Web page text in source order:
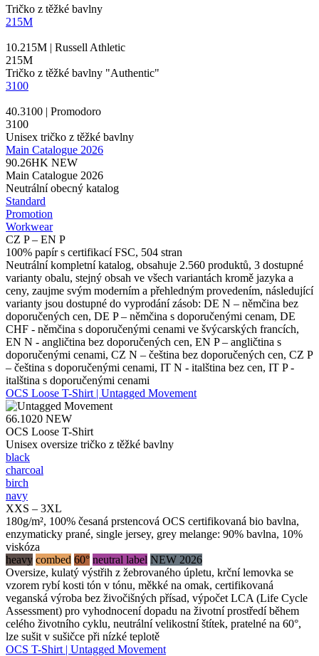
Tričko z těžké bavlny
215M
10.215M | Russell Athletic
215M
Tričko z těžké bavlny "Authentic"
3100
40.3100 | Promodoro
3100
Unisex tričko z těžké bavlny
Main Catalogue 2026
90.26HK NEW
Main Catalogue 2026
Neutrální obecný katalog
Standard
Promotion
Workwear
CZ P – EN P
100% papír s certifikací FSC, 504 stran
Neutrální kompletní katalog, obsahuje 2.560 produktů, 3 dostupné
varianty obalu, stejný obsah ve všech variantách kromě jazyka a
ceny, zaujme svým moderním a přehledným provedením, následující
varianty jsou dostupné do vyprodání zásob: DE N – němčina bez
doporučených cen, DE P – němčina s doporučenými cenam, DE
CHF - němčina s doporučenými cenami ve švýcarských francích,
EN N - angličtina bez doporučených cen, EN P – angličtina s
doporučenými cenami, CZ N – čeština bez doporučených cen, CZ P
– čeština s doporučenými cenami, IT N - italština bez cen, IT P -
italština s doporučenými cenami
OCS Loose T-Shirt | Untagged Movement
66.1020 NEW
OCS Loose T-Shirt
Unisex oversize tričko z těžké bavlny
black
charcoal
birch
navy
XXS – 3XL
180g/m², 100% česaná prstencová OCS certifikovaná bio bavlna,
enzymaticky prané, single jersey, grey melange: 90% bavlna, 10%
viskóza
heavy combed 60° neutral label NEW 2026
Oversize, kulatý výstřih z žebrovaného úpletu, krční lemovka se
vzorem rybí kosti tón v tónu, měkké na omak, certifikovaná
veganská výroba bez živočišných přísad, výpočet LCA (Life Cycle
Assessment) pro vyhodnocení dopadu na životní prostředí během
celého životního cyklu, neutrální velikostní štítek, pratelné na 60°,
lze sušit v sušičce při nízké teplotě
OCS T-Shirt | Untagged Movement